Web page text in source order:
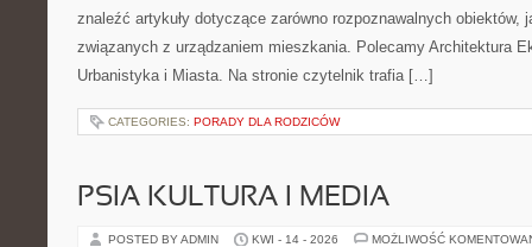
znaleźć artykuły dotyczące zarówno rozpoznawalnych obiektów,
związanych z urządzaniem mieszkania. Polecamy Architektura
Urbanistyka i Miasta. Na stronie czytelnik trafia […]
CATEGORIES: PORADY DLA RODZICÓW
PSIA KULTURA I MEDIA
POSTED BY ADMIN KWI - 14 - 2026 MOŻLIWOŚĆ